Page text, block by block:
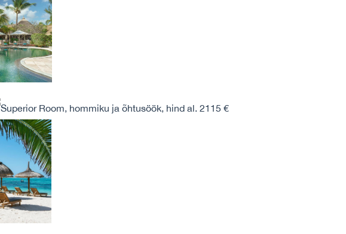
Superior Room, hommiku ja õhtusöök, hind al. 2115 €